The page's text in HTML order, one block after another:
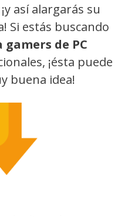
¡y así alargarás su
Si estás buscando
de PC
¡ésta puede
buena idea!